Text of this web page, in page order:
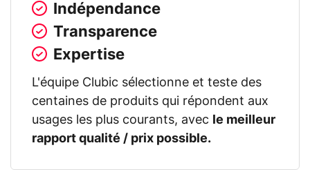
Indépendance
Transparence
Expertise
L'équipe Clubic sélectionne et teste des
centaines de produits qui répondent aux
usages les plus courants, avec
le meilleur
rapport qualité / prix possible.